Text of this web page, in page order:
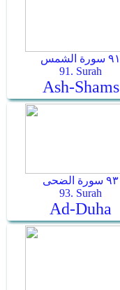
٩١ سورة الشمس
91. Surah
Ash-Shams
٩٣ سورة الضحى
93. Surah
Ad-Duha